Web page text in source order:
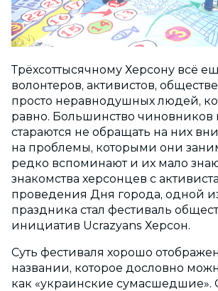
Трёхсоттысячному Херсону всё
волонтеров, активистов,
просто неравнодушных людей,
равно. Большинство чиновников
стараются не обращать на них
на проблемы, которыми они
редко вспоминают и их мало
знакомства херсонцев с
проведения Дня города, одной
праздника стал фестиваль
инициатив Ucrazyans Херсон.
Суть фестиваля хорошо
названии, которое дословно
как «украинские сумасшедшие».